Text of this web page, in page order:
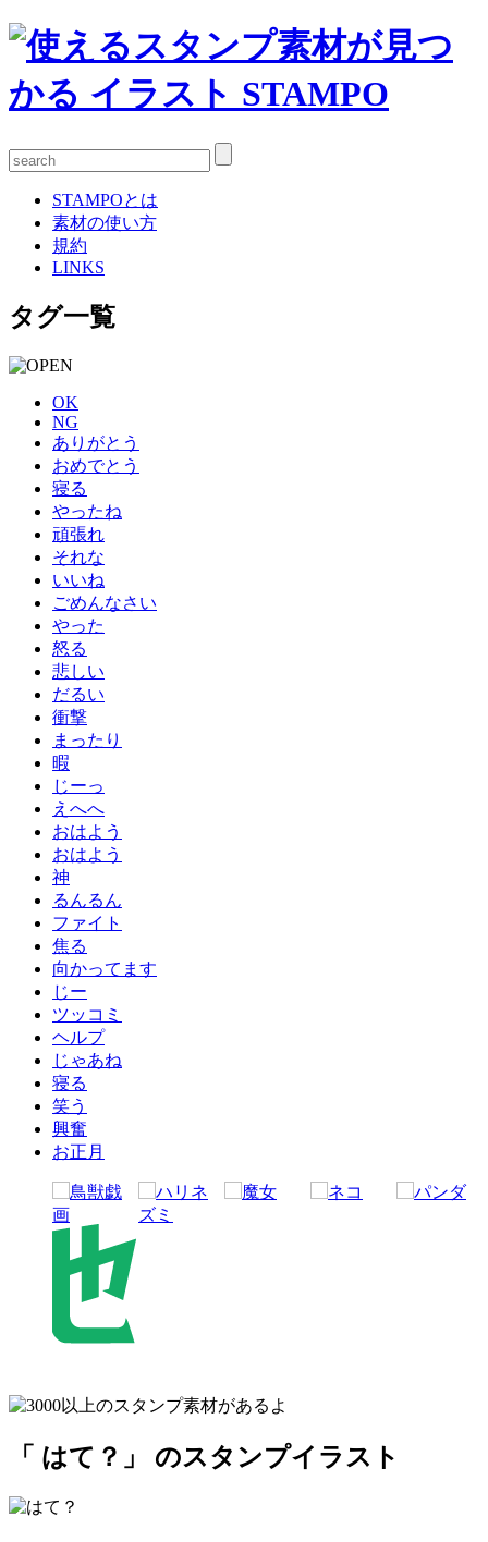
STAMPOとは
素材の使い方
規約
LINKS
タグ一覧
OK
NG
ありがとう
おめでとう
寝る
やったね
頑張れ
それな
いいね
ごめんなさい
やった
怒る
悲しい
だるい
衝撃
まったり
暇
じーっ
えへへ
おはよう
おはよう
神
るんるん
ファイト
焦る
向かってます
じー
ツッコミ
ヘルプ
じゃあね
寝る
笑う
興奮
お正月
「 はて？」 のスタンプイラスト